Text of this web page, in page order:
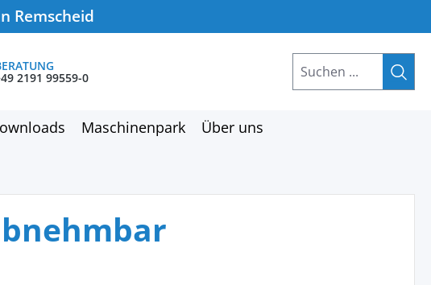
Remscheid
2191 99559-0
Maschinenpark Über uns